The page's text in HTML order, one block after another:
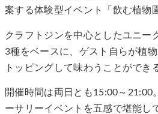
案する体験型イベント「飲む植物
クラフトジンを中心としたユニー
3種をベースに、ゲスト自らが植
トッピングして味わうことができ
開催時間は両日とも15:00～21:00
ーサリーイベントを五感で堪能し